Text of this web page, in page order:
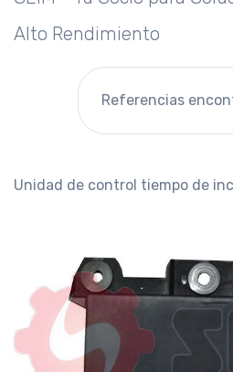
Alto Rendimiento
Referencias
Unidad de control tiempo de